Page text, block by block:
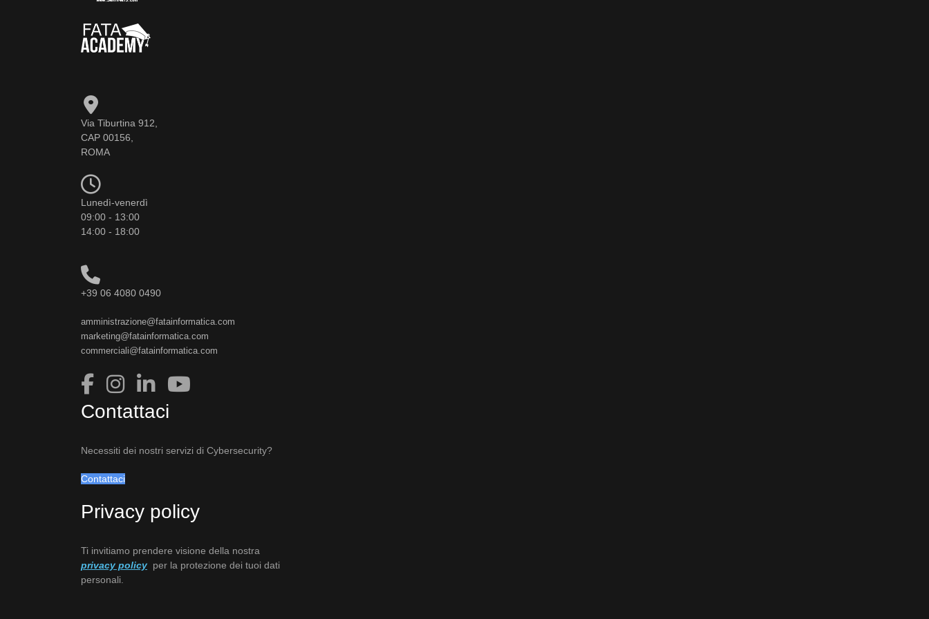
Via Tiburtina 912,
CAP 00156,
ROMA
Lunedì-venerdì
09:00 - 13:00
14:00 - 18:00
+39 06 4080 0490
amministrazione@fatainformatica.com
marketing@fatainformatica.com
commerciali@fatainformatica.com
Contattaci
Necessiti dei nostri servizi di Cybersecurity?
Contattaci
Privacy policy
Ti invitiamo prendere visione della nostra
privacy policy per la protezione dei tuoi dati
personali.